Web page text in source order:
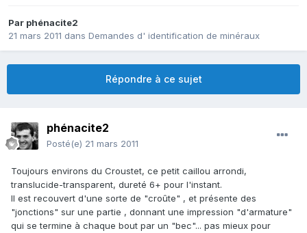
Par phénacite2
21 mars 2011 dans Demandes d' identification de minéraux
Répondre à ce sujet
phénacite2
Posté(e) 21 mars 2011
Toujours environs du Croustet, ce petit caillou arrondi,
translucide-transparent, dureté 6+ pour l'instant.
Il est recouvert d'une sorte de "croûte" , et présente des
"jonctions" sur une partie , donnant une impression "d'armature"
qui se termine à chaque bout par un "bec"... pas mieux pour